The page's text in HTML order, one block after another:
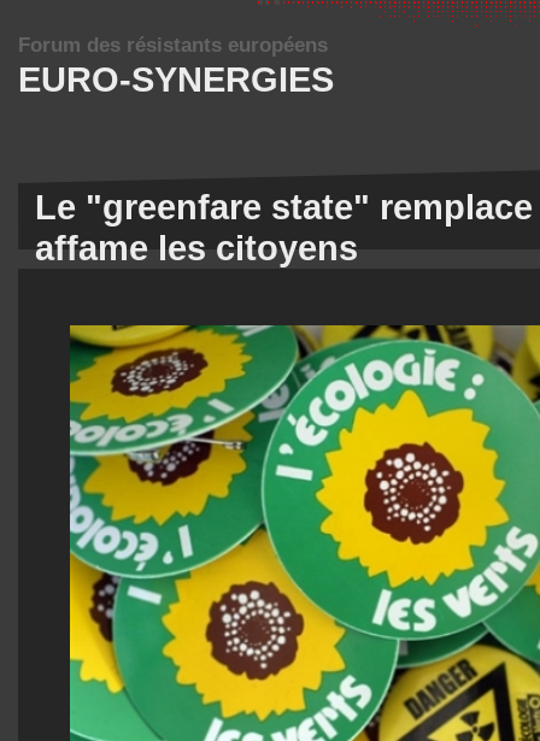
EURO-SYNERGIES
Forum des résistants européens
Le "greenfare state"
affame les citoyens